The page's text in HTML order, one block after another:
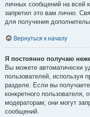
личных сообщений на всей
запретил это вам лично.
для получения
Вернуться к началу
Я постоянно получаю
Вы можете автоматически
пользователей, используя
разделе. Если вы
конкретного
модераторам; они могут
сообщений.